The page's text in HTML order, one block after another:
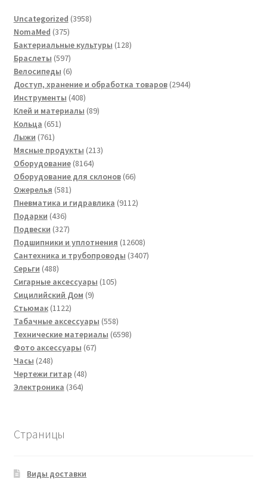
Uncategorized 39583958
NomaMed 375375
товаров
Бактериальные культуры 128128
Браслеты 597597
товаров
Велосипеды 66
товаров
Доступ, хранение и обработка товаров 29442944
Инструменты 408408
товаров
Клей и материалы 8989
Кольца 651651
Лыжи 761761
товар
Мясные продукты 213213
Оборудование 81648164
товара
Оборудование для склонов 6666
Ожерелья 581581
товар
Пневматика и гидравлика 91129112
Подарки 436436
товаров
Подвески 327327
товаров
Подшипники и уплотнения 1260812608
товаров
Сантехника и трубопроводы 34073407
Серьги 488488
товаров
Сигарные аксессуары 105105
Сицилийский Дом 99
Стьюмак 11221122
товара
Табачные аксессуары 558558
товаров
Технические материалы 65986598
Фото аксессуары 6767
Часы 248248
товаров
Чертежи гитар 4848
Электроника 364364
Страницы
Виды доставки